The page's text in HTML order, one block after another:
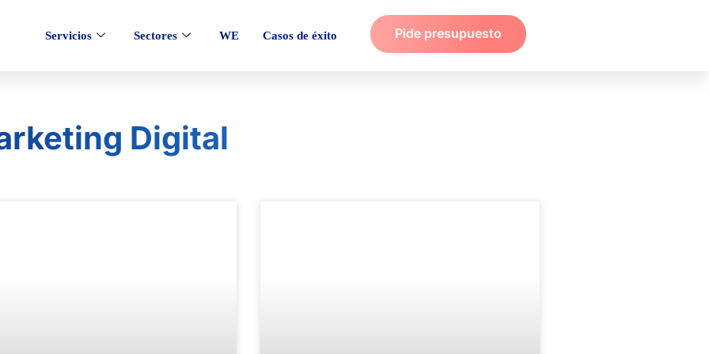
Servicios Sectores WE Casos de éxito Pide presupuesto
Digital